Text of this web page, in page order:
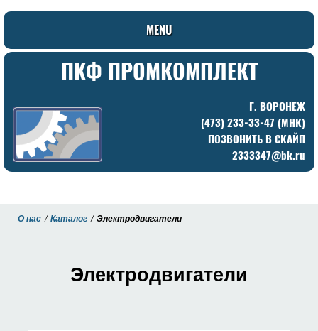
MENU
Г. ВОРОНЕЖ
(473) 233-33-47 (МНК)
ПОЗВОНИТЬ В СКАЙП
2333347@bk.ru
ПКФ ПРОМКОМПЛЕКТ
О нас Каталог Электродвигатели
Электродвигатели